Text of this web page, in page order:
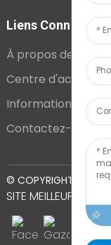
Liens Connexes
À propos de nous
Centre d'actualités
Informations
Contactez-nous
© COPYRIGHT - 2010-
SITE MEILLEUR BLOG